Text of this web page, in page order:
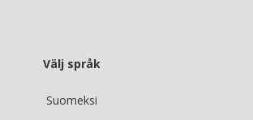
Välj språk
Suomeksi